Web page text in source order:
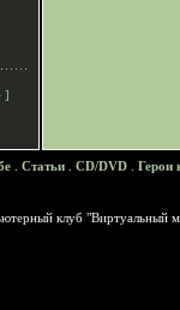
]
Статьи CD/DVD Герои
клуб "Виртуальный